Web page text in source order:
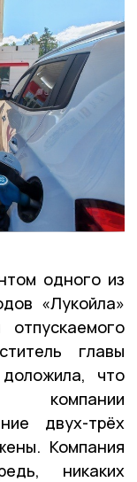
одного из
«Лукойла»
главы
что
компании
двух-трёх
Компания
никаких